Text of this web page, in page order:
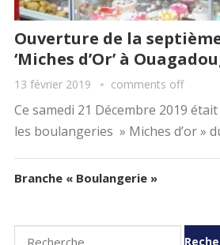
Ouverture de la
‘Miches d’Or’ à
13 février 2019 comments off
Ce samedi 21 Décembre 2019
les boulangeries » Miches d’or »
Branche « Boulangerie »